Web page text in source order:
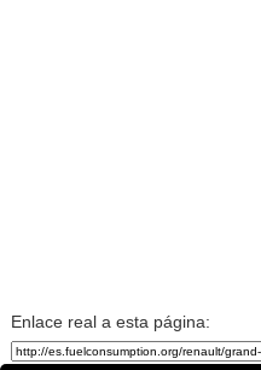
Enlace real a esta página: